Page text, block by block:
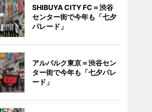
SHIBUYA CITY FC＝渋谷
センター街で今年も「七夕
パレード」
アルバルク東京＝渋谷セン
ター街で今年も「七夕パレ
ード」